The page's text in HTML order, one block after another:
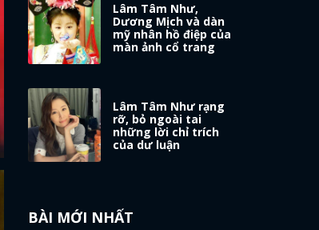
Lâm Tâm Như,
Dương Mịch và dàn
mỹ nhân hồ điệp của
màn ảnh cổ trang
Lâm Tâm Như rạng
rỡ, bỏ ngoài tai
những lời chỉ trích
của dư luận
BÀI MỚI NHẤT